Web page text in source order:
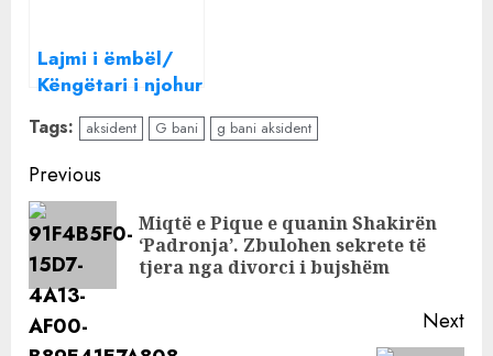
Lajmi i ëmbël/
Këngëtari i njohur
shqiptar po
bëhet baba për
herë të parë
Tags: aksident G bani g bani aksident
Continue
Reading
Previous
Miqtë e Pique e quanin Shakirën
‘Padronja’. Zbulohen sekrete të
tjera nga divorci i bujshëm
Next